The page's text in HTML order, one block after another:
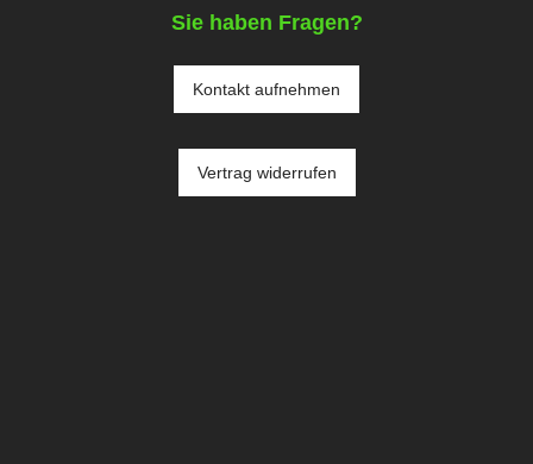
Sie haben Fragen?
Kontakt aufnehmen
Vertrag widerrufen